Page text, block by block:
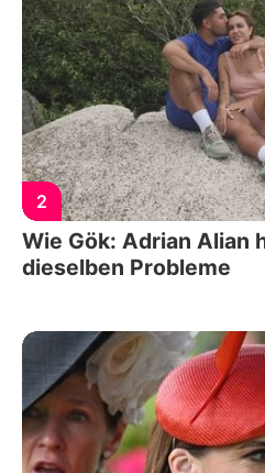
2
Wie Gök: Adrian Alian
dieselben Probleme